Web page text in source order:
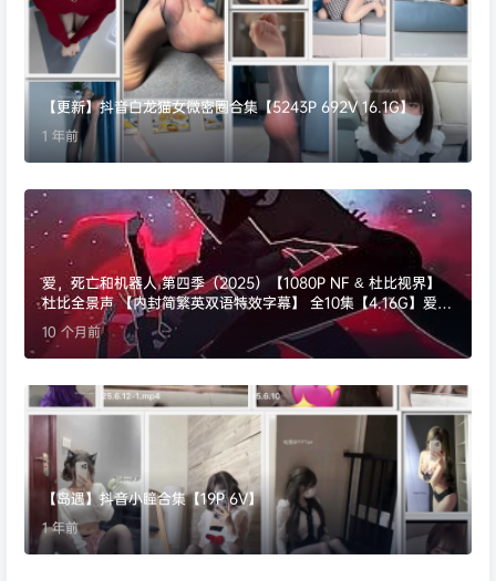
【更新】抖音白龙猫女微密圈合集【5243P 692V 16.1G】
1 年前
爱，死亡和机器人 第四季（2025）【1080P NF & 杜比视界】
杜比全景声 【内封简繁英双语特效字幕】 全10集【4.16G】爱死
机
10 个月前
【岛遇】抖音小瞳合集【19P 6V】
1 年前